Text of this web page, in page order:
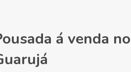
á venda no